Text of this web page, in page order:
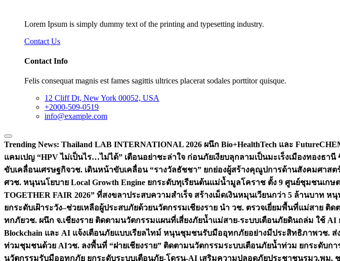
Lorem Ipsum is simply dummy text of the printing and typesetting industry.
Contact Us
Contact Info
Felis consequat magnis est fames sagittis ultrices placerat sodales porttitor quisque.
12 Cliff Dt, New York 00052, USA
+2000-509-0519
info@example.com
Trending News: Thailand LAB INTERNATIONAL 2026 ผนึก Bio+HealthTech และ
แคมเปญ “HPV ไม่เป็นไร…ไม่ได้” เตือนอย่าชะล่าใจ ก่อนภัยเงียบลุกลามเป็นมะเร็งเมืองทองธานี
ขับเคลื่อนเศรษฐกิจวช. เดินหน้าขับเคลื่อน “รางวัลธัชชา” ยกย่องผู้สร้างคุณูปการด้านสังคมศาส
ศวช. หนุนนโยบาย Local Growth Engine ยกระดับทุเรียนต้นแม่น้ำมูลโคราช ตั้ง 9 ศูนย์ชุมชนเก
TOGETHER FAIR 2026” ที่สงขลาประสบความสำเร็จ สร้างเม็ดเงินหมุนเวียนกว่า 5 ล้านบาท ห
ยกระดับเฝ้าระวัง–ช่วยเหลือผู้ประสบภัยด้วยนวัตกรรมเชียงราย นำ วช. ตรวจเยี่ยมพื้นที่แม่สาย ติ
ทกภัยวช. ผนึก จ.เชียงราย ติดตามนวัตกรรมแผนที่เสี่ยงภัยน้ำแม่สาย-ระบบเตือนภัยดินถล่ม ใช้
Blockchain และ AI แจ้งเตือนภัยแบบเรียลไทม์ หนุนชุมชนรับมืออุทกภัยอย่างมีประสิทธิภาพวช. ส่
ท่วมชุมชนด้วย AIวช. ลงพื้นที่ “ฝายเชียงราย” ติดตามนวัตกรรมระบบเตือนภัยน้ำท่วม ยกระดับ
นวัตกรรมรับมืออุทกภัย ยกระดับระบบเตือนภัย-โดรน-AI เสริมความปลอดภัยประชาชนรมว.พม. ช